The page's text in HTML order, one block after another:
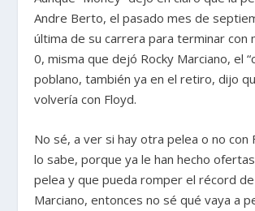
Andre Berto, el pasado mes de
última de su carrera para terminar con
0, misma que dejó Rocky Marciano, el
poblano, también ya en el retiro, dijo
volvería con Floyd.
No sé, a ver si hay otra pelea o no con
lo sabe, porque ya le han hecho
pelea y que pueda romper el récord
Marciano, entonces no sé qué vaya a